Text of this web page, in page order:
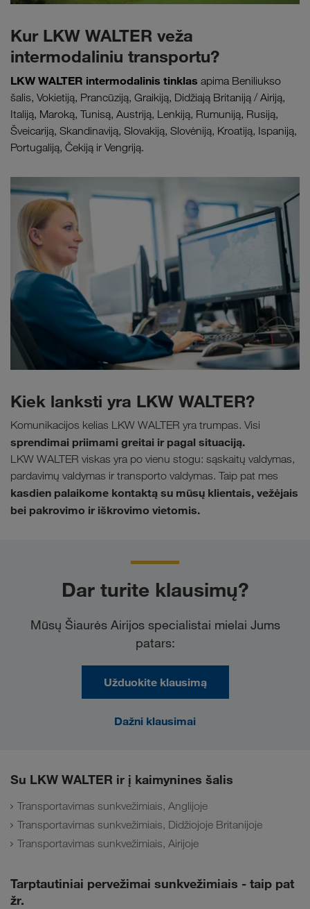
Kur LKW WALTER veža
intermodaliniu transportu?
LKW WALTER intermodalinis tinklas apima Beniliukso
šalis, Vokietiją, Prancūziją, Graikiją, Didžiają Britaniją / Airiją,
Italiją, Maroką, Tunisą, Austriją, Lenkiją, Rumuniją, Rusiją,
Šveicariją, Skandinaviją, Slovakiją, Slovėniją, Kroatiją, Ispaniją,
Portugaliją, Čekiją ir Vengriją.
Kiek lanksti yra LKW WALTER?
Komunikacijos kelias LKW WALTER yra trumpas. Visi
sprendimai priimami greitai ir pagal situaciją.
LKW WALTER viskas yra po vienu stogu: sąskaitų valdymas,
pardavimų valdymas ir transporto valdymas. Taip pat mes
kasdien palaikome kontaktą su mūsų klientais, vežėjais
bei pakrovimo ir iškrovimo vietomis.
Dar turite klausimų?
Mūsų Šiaurės Airijos specialistai mielai Jums
patars:
Užduokite klausimą
Dažni klausimai
Su LKW WALTER ir į kaimynines šalis
Transportavimas sunkvežimiais, Anglijoje
Transportavimas sunkvežimiais, Didžiojoje Britanijoje
Transportavimas sunkvežimiais, Airijoje
Tarptautiniai pervežimai sunkvežimiais - taip pat
žr.